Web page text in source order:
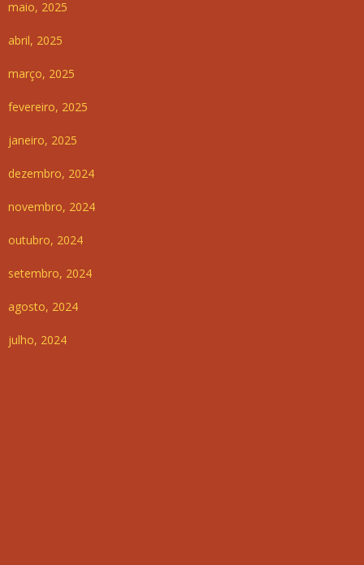
maio, 2025
abril, 2025
março, 2025
fevereiro, 2025
janeiro, 2025
dezembro, 2024
novembro, 2024
outubro, 2024
setembro, 2024
agosto, 2024
julho, 2024